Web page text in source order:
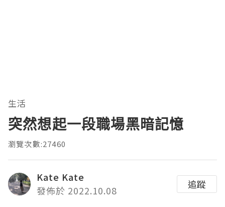
生活
突然想起一段職場黑暗記憶
瀏覽次數:27460
Kate Kate
發佈於 2022.10.08
追蹤